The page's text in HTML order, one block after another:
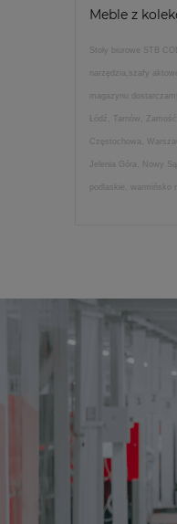
Meble z
Stoły biurowe STB
narzędzia,szafy
magazynu
Łódź, Tarnów,
Częstochowa,
Jelenia Góra, Nowy
podlaskie, warmińsko